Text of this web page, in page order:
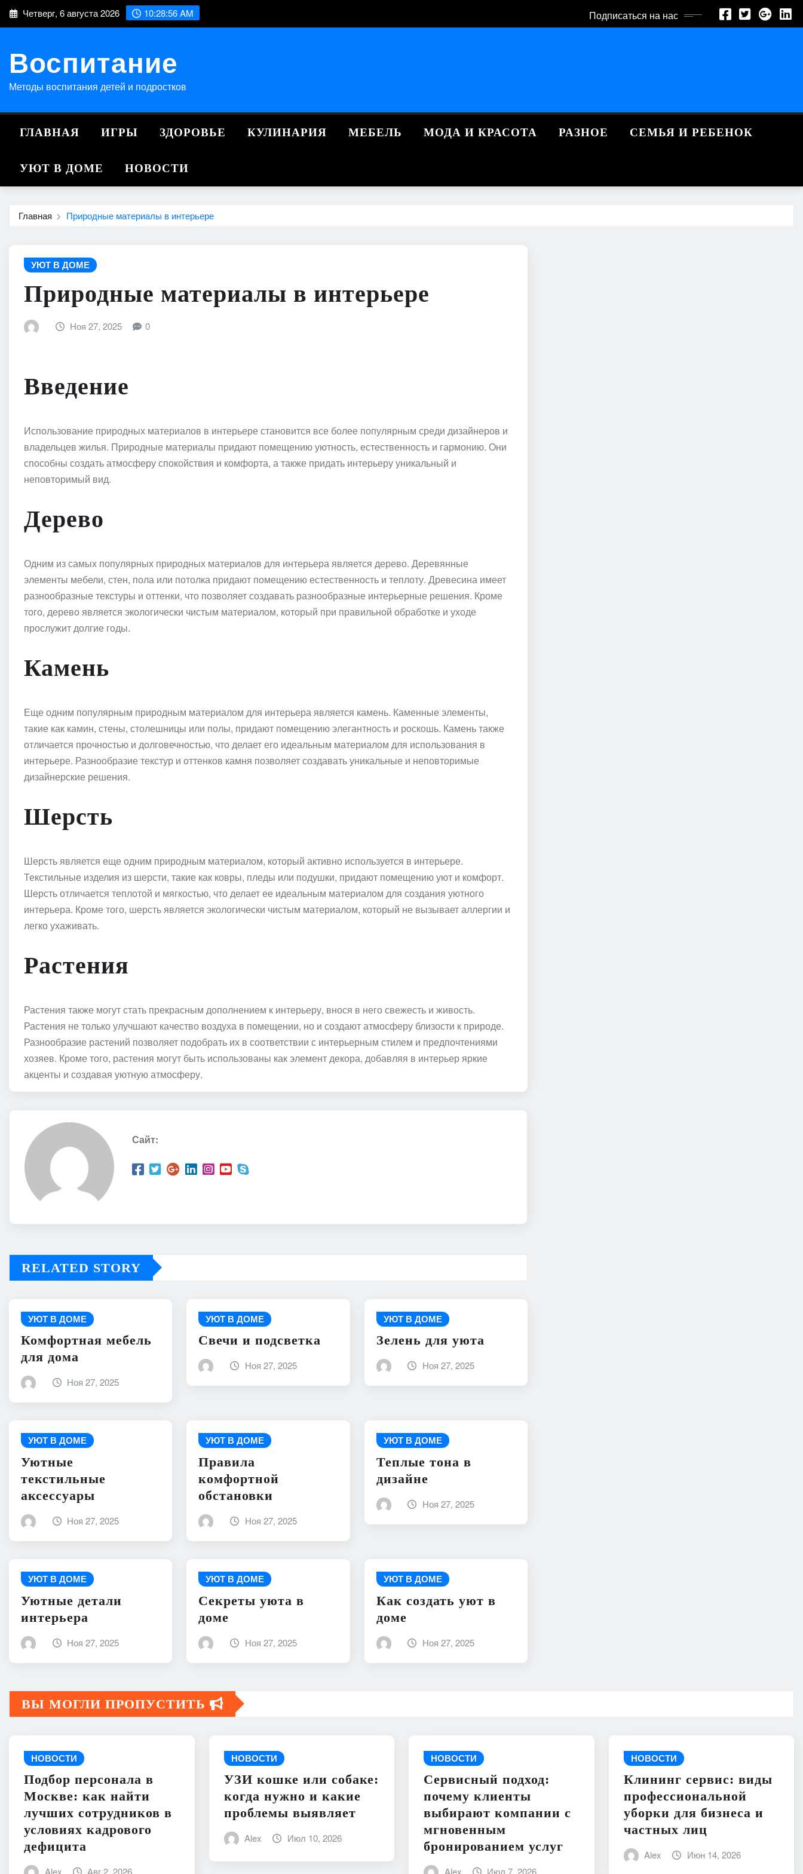
ПерейтиЧетверг, 6 августа 2026 10:28:56 AM Подписаться на нас
Воспитание
Методы воспитания детей и подростков
ГЛАВНАЯ ИГРЫ ЗДОРОВЬЕ КУЛИНАРИЯ МЕБЕЛЬ МОДА И КРАСОТА РАЗНОЕ СЕМЬЯ И РЕБЕНОК
УЮТ В ДОМЕ НОВОСТИ
Главная Природные материалы в интерьере
УЮТ В ДОМЕ
Природные материалы в интерьере
Ноя 27, 2025 0
Введение
Использование природных материалов в интерьере становится все более популярным среди дизайнеров и
владельцев жилья. Природные материалы придают помещению уютность, естественность и гармонию. Они
способны создать атмосферу спокойствия и комфорта, а также придать интерьеру уникальный и
неповторимый вид.
Дерево
Одним из самых популярных природных материалов для интерьера является дерево. Деревянные
элементы мебели, стен, пола или потолка придают помещению естественность и теплоту. Древесина имеет
разнообразные текстуры и оттенки, что позволяет создавать разнообразные интерьерные решения. Кроме
того, дерево является экологически чистым материалом, который при правильной обработке и уходе
прослужит долгие годы.
Камень
Еще одним популярным природным материалом для интерьера является камень. Каменные элементы,
такие как камин, стены, столешницы или полы, придают помещению элегантность и роскошь. Камень также
отличается прочностью и долговечностью, что делает его идеальным материалом для использования в
интерьере. Разнообразие текстур и оттенков камня позволяет создавать уникальные и неповторимые
дизайнерские решения.
Шерсть
Шерсть является еще одним природным материалом, который активно используется в интерьере.
Текстильные изделия из шерсти, такие как ковры, пледы или подушки, придают помещению уют и комфорт.
Шерсть отличается теплотой и мягкостью, что делает ее идеальным материалом для создания уютного
интерьера. Кроме того, шерсть является экологически чистым материалом, который не вызывает аллергии и
легко ухаживать.
Растения
Растения также могут стать прекрасным дополнением к интерьеру, внося в него свежесть и живость.
Растения не только улучшают качество воздуха в помещении, но и создают атмосферу близости к природе.
Разнообразие растений позволяет подобрать их в соответствии с интерьерным стилем и предпочтениями
хозяев. Кроме того, растения могут быть использованы как элемент декора, добавляя в интерьер яркие
акценты и создавая уютную атмосферу.
Сайт:
RELATED STORY
УЮТ В ДОМЕ
Комфортная мебель
для дома
Ноя 27, 2025
УЮТ В ДОМЕ
Свечи и подсветка
Ноя 27, 2025
УЮТ В ДОМЕ
Зелень для уюта
Ноя 27, 2025
УЮТ В ДОМЕ
Уютные
текстильные
аксессуары
Ноя 27, 2025
УЮТ В ДОМЕ
Правила
комфортной
обстановки
Ноя 27, 2025
УЮТ В ДОМЕ
Теплые тона в
дизайне
Ноя 27, 2025
УЮТ В ДОМЕ
Уютные детали
интерьера
Ноя 27, 2025
УЮТ В ДОМЕ
Секреты уюта в
доме
Ноя 27, 2025
УЮТ В ДОМЕ
Как создать уют в
доме
Ноя 27, 2025
ВЫ МОГЛИ ПРОПУСТИТЬ
НОВОСТИ
Подбор персонала в
Москве: как найти
лучших сотрудников в
условиях кадрового
дефицита
Alex Авг 2, 2026
НОВОСТИ
УЗИ кошке или собаке:
когда нужно и какие
проблемы выявляет
Alex Июл 10, 2026
НОВОСТИ
Сервисный подход:
почему клиенты
выбирают компании с
мгновенным
бронированием услуг
Alex Июл 7, 2026
НОВОСТИ
Клининг сервис: виды
профессиональной
уборки для бизнеса и
частных лиц
Alex Июн 14, 2026